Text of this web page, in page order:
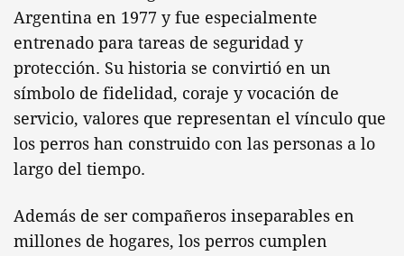
Argentina en 1977 y fue especialmente
entrenado para tareas de seguridad y
protección. Su historia se convirtió en un
símbolo de fidelidad, coraje y vocación de
servicio, valores que representan el vínculo que
los perros han construido con las personas a lo
largo del tiempo.
Además de ser compañeros inseparables en
millones de hogares, los perros cumplen